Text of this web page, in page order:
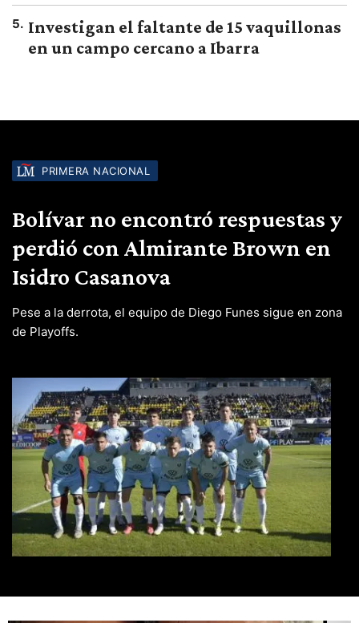
5. Investigan el faltante de 15 vaquillonas
en un campo cercano a Ibarra
PRIMERA NACIONAL
Bolívar no encontró respuestas y
perdió con Almirante Brown en
Isidro Casanova
Pese a la derrota, el equipo de Diego Funes sigue en zona
de Playoffs.